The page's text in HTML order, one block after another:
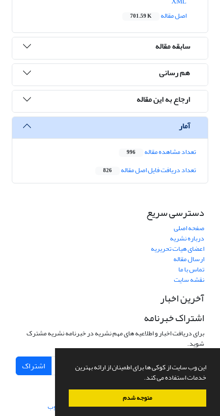
این وب سایت از کوکی ها برای اطمینان از ارائه بهترین
خدمات استفاده می کند.
متوجه شدم
اصل مقاله
701.59 K
سابقه مقاله
هم رسانی
ارجاع به این مقاله
آمار
تعداد مشاهده مقاله 996
تعداد دریافت فایل اصل مقاله 826
دسترسی سریع
صفحه اصلی
درباره نشریه
اعضای هیات تحریریه
ارسال مقاله
تماس با ما
نقشه سایت
آخرین اخبار
اشتراک خبرنامه
برای دریافت اخبار و اطلاعیه های مهم نشریه در خبرنامه نشریه مشترک
شوید.
اشتراک
سامانه مدیریت نشریات علمی.طراحی و پیاده سازی از سیناوب